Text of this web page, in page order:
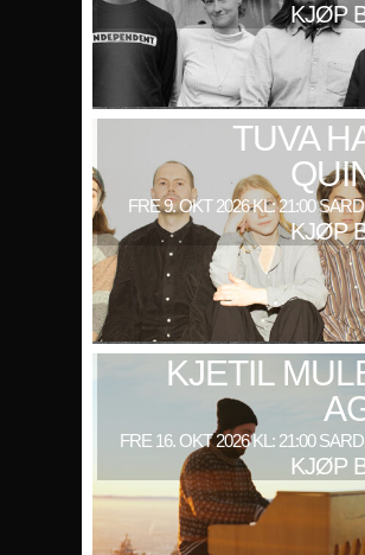
KJØP
TUVA
FRE 9. OKT 2026 KL: 21:00
KJØP
KJETIL
FRE 16. OKT 2026 KL: 21:00
KJØP